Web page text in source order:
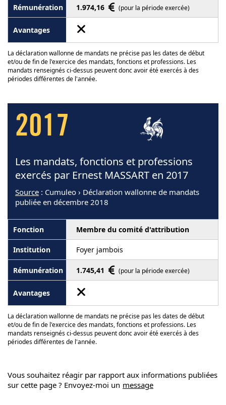
1.974,16 (pour la période exercée)
La déclaration wallonne de mandats ne précise pas les dates de début
et/ou de fin de l'exercice des mandats, fonctions et professions. Les
mandats renseignés ci-dessus peuvent donc avoir été exercés à des
périodes différentes de l'année.
2017
Les mandats, fonctions et professions
exercés par Ernest MASSART en 2017
Source : Cumuleo › Déclaration wallonne de mandats
publiée en décembre 2018
Membre du comité d'attribution
Foyer jambois
1.745,41 (pour la période exercée)
La déclaration wallonne de mandats ne précise pas les dates de début
et/ou de fin de l'exercice des mandats, fonctions et professions. Les
mandats renseignés ci-dessus peuvent donc avoir été exercés à des
périodes différentes de l'année.
Vous souhaitez réagir par rapport aux informations publiées
sur cette page ? Envoyez-moi un message